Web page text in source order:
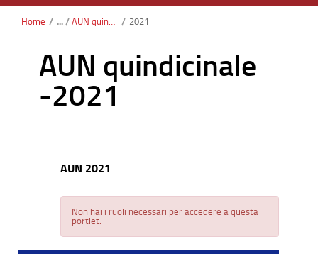
Home / AUN quindicinale / 2021
AUN quindicinale
-2021
AUN 2021
Non hai i ruoli necessari per accedere a questa
portlet.